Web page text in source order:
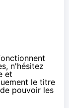
n'hésitez
et
le titre
pouvoir les